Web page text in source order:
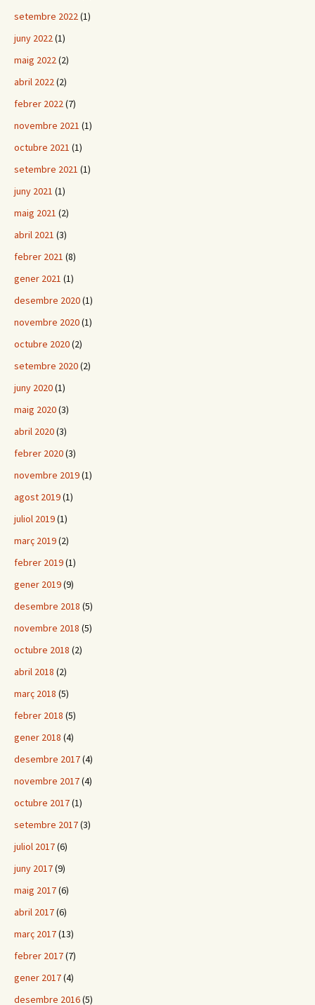
setembre 2022(1)
juny 2022(1)
maig 2022(2)
abril 2022(2)
febrer 2022(7)
novembre 2021 (1)
octubre 2021 (1)
setembre 2021 (1)
juny 2021 (1)
maig 2021 (2)
abril 2021 (3)
febrer 2021 (8)
gener 2021 (1)
desembre 2020(1)
novembre 2020(1)
octubre 2020(2)
setembre 2020(2)
juny 2020(1)
maig 2020(3)
abril 2020(3)
febrer 2020(3)
novembre 2019(1)
agost 2019(1)
juliol 2019(1)
març 2019(2)
febrer 2019(1)
gener 2019(9)
desembre 2018 (5)
novembre 2018 (5)
octubre 2018 (2)
abril 2018 (2)
març 2018 (5)
febrer 2018 (5)
gener 2018 (4)
desembre 2017(4)
novembre 2017(4)
octubre 2017(1)
setembre 2017(3)
juliol 2017(6)
juny 2017(9)
maig 2017(6)
abril 2017(6)
març 2017(13)
febrer 2017(7)
gener 2017(4)
desembre 2016(5)